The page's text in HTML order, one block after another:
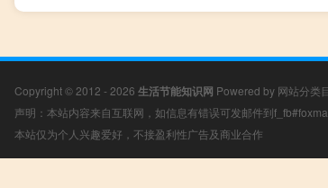
Copyright © 2012 - 2026 生活节能知识网 Powered by 网站分类
声明：本站内容来自互联网，如信息有错误可发邮件到
本站仅为个人兴趣爱好，不接盈利性广告及商业合作